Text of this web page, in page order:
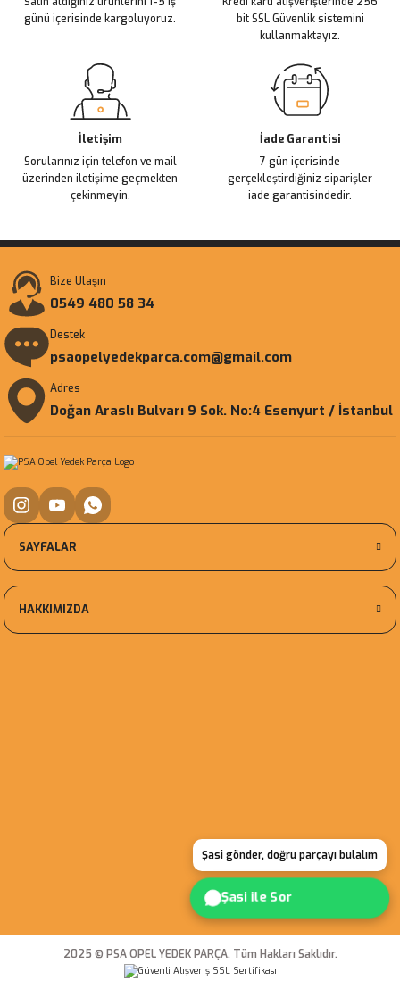
Bu ürüne benzer farklı alternatifler olmalı.
günü içerisinde kargoluyoruz.
bit SSL Güvenlik sistemini
kullanmaktayız.
İletişim
Sorularınız için telefon ve mail
üzerinden iletişime geçmekten
çekinmeyin.
İade Garantisi
7 gün içerisinde
gerçekleştirdiğiniz siparişler
iade garantisindedir.
Bize Ulaşın
0549 480 58 34
Destek
psaopelyedekparca.com@gmail.com
Adres
Doğan Araslı Bulvarı 9 Sok. No:4 Esenyurt / İstanbul
Şasi gönder, doğru parçayı bulalım
Şasi ile Sor
SAYFALAR
HAKKIMIZDA
2025 © PSA OPEL YEDEK PARÇA. Tüm Hakları Saklıdır.